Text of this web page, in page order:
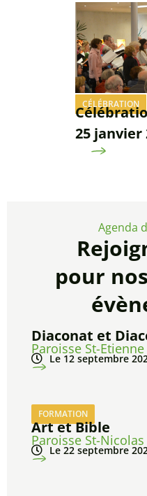
CÉLÉBRATION
25 janvier
Agenda
pour
Diaconat et
Paroisse St-Etienne
Le 12 septembre
FORMATION
Art et Bible
Paroisse St-Nicolas
Le 22 septembre